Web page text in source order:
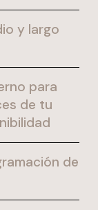
y largo
para
de tu
de